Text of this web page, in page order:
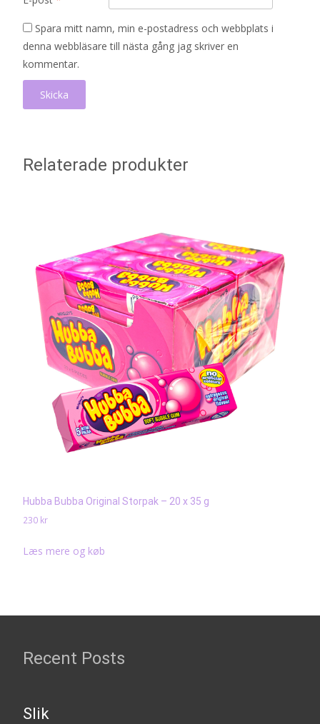
Spara mitt namn, min e-postadress och webbplats i
denna webbläsare till nästa gång jag skriver en
kommentar.
Relaterade produkter
Hubba Bubba Original Storpak – 20 x 35 g
230 kr
Læs mere og køb
Recent Posts
Slik